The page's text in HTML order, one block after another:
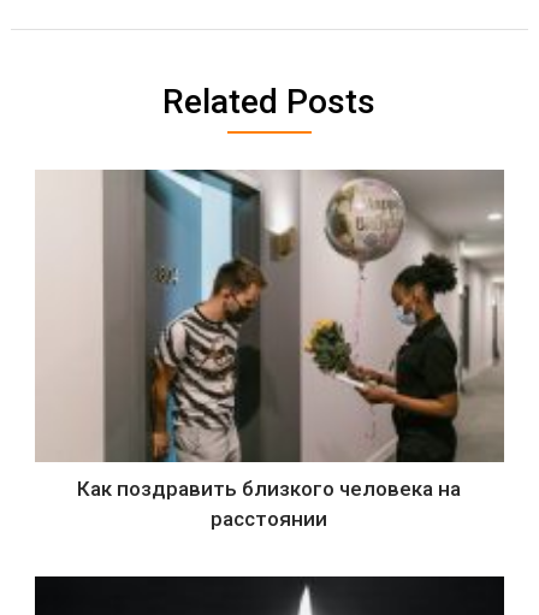
Related Posts
Как поздравить близкого человека на
расстоянии